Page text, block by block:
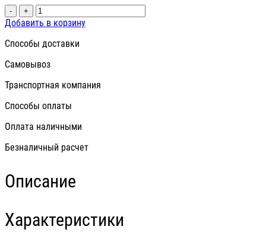
- +
Добавить в корзину
Способы доставки
Самовывоз
Транспортная компания
Способы оплаты
Оплата наличными
Безналичный расчет
Описание
Характеристики